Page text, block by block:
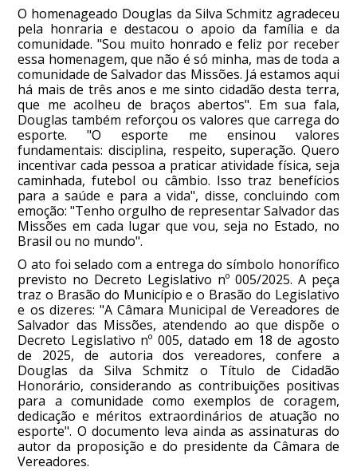
O homenageado Douglas da Silva Schmitz agradeceu
pela honraria e destacou o apoio da família e da
comunidade. "Sou muito honrado e feliz por receber
essa homenagem, que não é só minha, mas de toda a
comunidade de Salvador das Missões. Já estamos aqui
há mais de três anos e me sinto cidadão desta terra,
que me acolheu de braços abertos". Em sua fala,
Douglas também reforçou os valores que carrega do
esporte. "O esporte me ensinou valores
fundamentais: disciplina, respeito, superação. Quero
incentivar cada pessoa a praticar atividade física, seja
caminhada, futebol ou câmbio. Isso traz benefícios
para a saúde e para a vida", disse, concluindo com
emoção: "Tenho orgulho de representar Salvador das
Missões em cada lugar que vou, seja no Estado, no
Brasil ou no mundo".
O ato foi selado com a entrega do símbolo honorífico
previsto no Decreto Legislativo nº 005/2025. A peça
traz o Brasão do Município e o Brasão do Legislativo
e os dizeres: "A Câmara Municipal de Vereadores de
Salvador das Missões, atendendo ao que dispõe o
Decreto Legislativo nº 005, datado em 18 de agosto
de 2025, de autoria dos vereadores, confere a
Douglas da Silva Schmitz o Título de Cidadão
Honorário, considerando as contribuições positivas
para a comunidade como exemplos de coragem,
dedicação e méritos extraordinários de atuação no
esporte". O documento leva ainda as assinaturas do
autor da proposição e do presidente da Câmara de
Vereadores.